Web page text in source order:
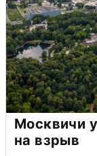
Москвичи
на взрыв